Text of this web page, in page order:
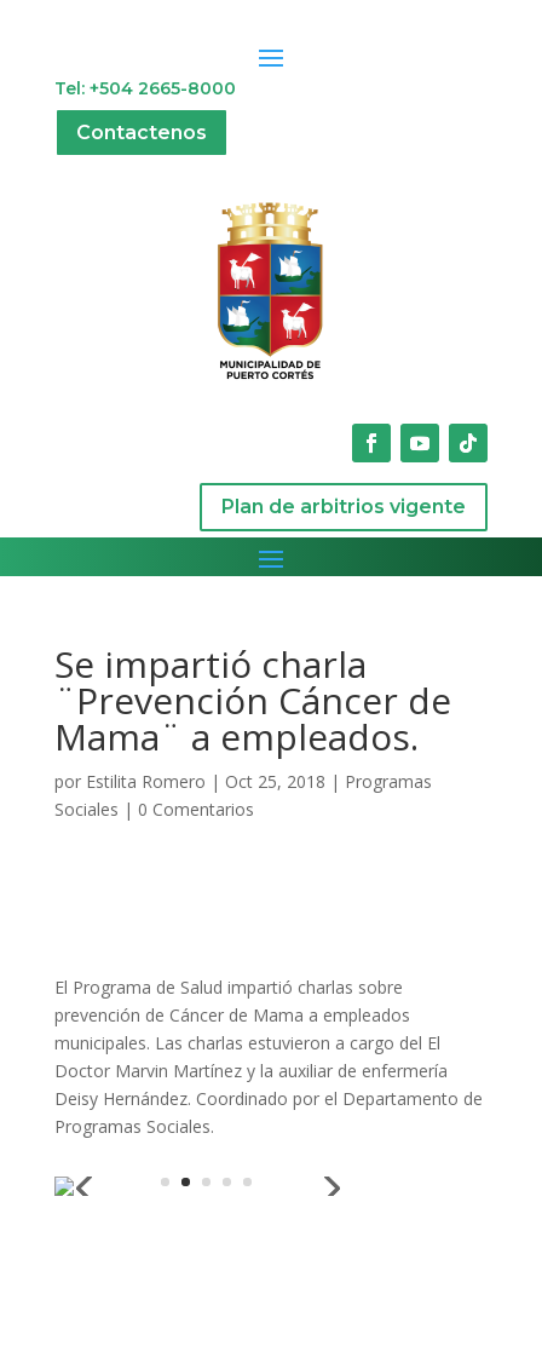
Tel: +504 2665-8000
Contactenos
Plan de arbitrios vigente
Se impartió charla
¨Prevención Cáncer de
Mama¨ a empleados.
por Estilita Romero | Oct 25, 2018 | Programas
Sociales | 0 Comentarios
El Programa de Salud impartió charlas sobre
prevención de Cáncer de Mama a empleados
municipales. Las charlas estuvieron a cargo del El
Doctor Marvin Martínez y la auxiliar de enfermería
Deisy Hernández. Coordinado por el Departamento de
Programas Sociales.